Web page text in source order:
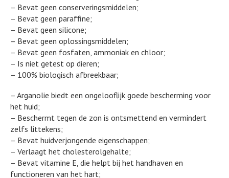
– Bevat geen conserveringsmiddelen;
– Bevat geen paraffine;
– Bevat geen silicone;
– Bevat geen oplossingsmiddelen;
– Bevat geen fosfaten, ammoniak en chloor;
– Is niet getest op dieren;
– 100% biologisch afbreekbaar;
– Arganolie biedt een ongelooflijk goede bescherming voor
het huid;
– Beschermt tegen de zon is ontsmettend en vermindert
zelfs littekens;
– Bevat huidverjongende eigenschappen;
– Verlaagt het cholesterolgehalte;
– Bevat vitamine E, die helpt bij het handhaven en
functioneren van het hart;